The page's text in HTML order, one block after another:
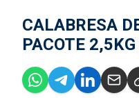
CALABRESA
PACOTE